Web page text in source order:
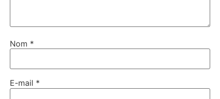
Nom *
E-mail *